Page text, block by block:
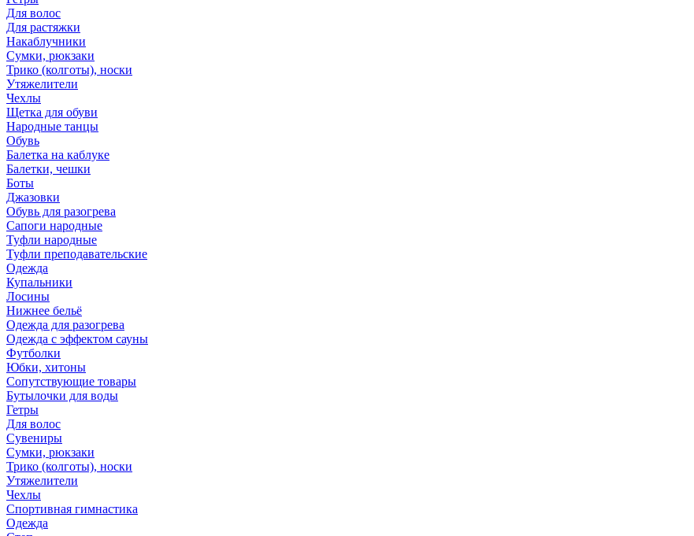
Для волос
Для растяжки
Накаблучники
Сумки, рюкзаки
Трико (колготы), носки
Утяжелители
Чехлы
Щетка для обуви
Народные танцы
Обувь
Балетка на каблуке
Балетки, чешки
Боты
Джазовки
Обувь для разогрева
Сапоги народные
Туфли народные
Туфли преподавательские
Одежда
Купальники
Лосины
Нижнее бельё
Одежда для разогрева
Одежда с эффектом сауны
Футболки
Юбки, хитоны
Сопутствующие товары
Бутылочки для воды
Гетры
Для волос
Сувениры
Сумки, рюкзаки
Трико (колготы), носки
Утяжелители
Чехлы
Спортивная гимнастика
Одежда